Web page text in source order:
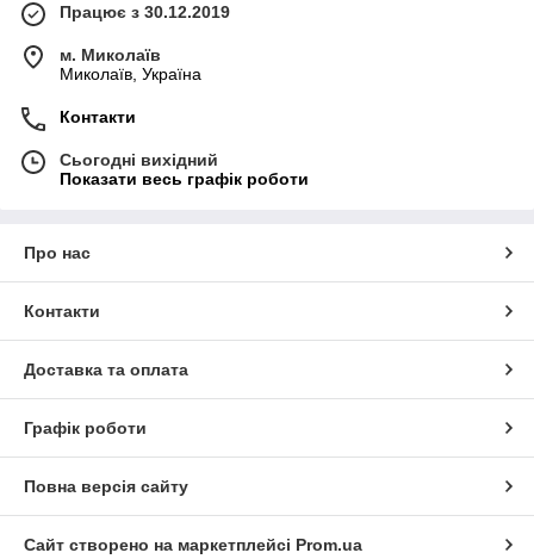
Працює з 30.12.2019
м. Миколаїв
Миколаїв, Україна
Контакти
Сьогодні вихідний
Показати весь графік роботи
Про нас
Контакти
Доставка та оплата
Графік роботи
Повна версія сайту
Сайт створено на маркетплейсі Prom.ua